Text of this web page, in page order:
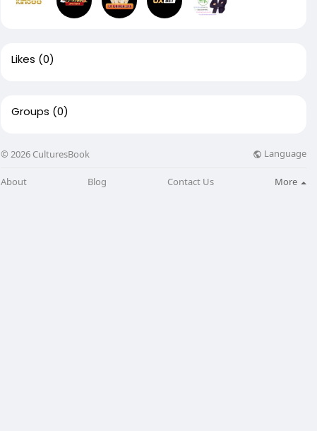
Likes (0)
Groups (0)
© 2026 CulturesBook Language
About Blog Contact Us More